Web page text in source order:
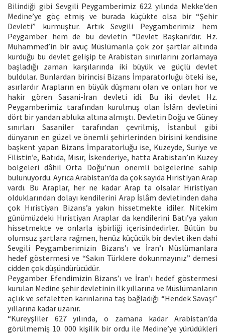
Bilindiği gibi Sevgili Peygamberimiz 622 yılında Mekke’den
Medine’ye göç etmiş ve burada küçükte olsa bir “Şehir
Devleti” kurmuştur. Artık Sevgili Peygamberimiz hem
Peygamber hem de bu devletin “Devlet Başkanı’dır. Hz.
Muhammed’in bir avuç Müslümanla çok zor şartlar altında
kurduğu bu devlet gelişip te Arabistan sınırlarını zorlamaya
başladığı zaman karşılarında iki büyük ve güçlü devlet
buldular. Bunlardan birincisi Bizans İmparatorluğu öteki ise,
asırlardır Arapların en büyük düşmanı olan ve onları hor ve
hakir gören Sasani-İran devleti idi. Bu iki devlet Hz.
Peygamberimiz tarafından kurulmuş olan İslâm devletini
dört bir yandan abluka altına almıştı. Devletin Doğu ve Güney
sınırları Sasaniler tarafından çevrilmiş, İstanbul gibi
dünyanın en güzel ve önemli şehirlerinden birisini kendisine
başkent yapan Bizans İmparatorluğu ise, Kuzeyde, Suriye ve
Filistin’e, Batıda, Mısır, İskenderiye, hatta Arabistan’ın Kuzey
bölgeleri dâhil Orta Doğu’nun önemli bölgelerine sahip
bulunuyordu. Ayrıca Arabistan’da da çok sayıda Hıristiyan Arap
vardı. Bu Araplar, her ne kadar Arap ta olsalar Hıristiyan
olduklarından dolayı kendilerini Arap İslâm devletinden daha
çok Hıristiyan Bizans’a yakın hissetmekte idiler. Nitekim
günümüzdeki Hıristiyan Araplar da kendilerini Batı’ya yakın
hissetmekte ve onlarla işbirliği içerisindedirler. Bütün bu
olumsuz şartlara rağmen, henüz küçücük bir devlet iken dahi
Sevgili Peygamberimizin Bizans’ı ve İran’ı Müslümanlara
hedef göstermesi ve “Sakın Türklere dokunmayınız” demesi
cidden çok düşündürücüdür.
Peygamber Efendimizin Bizans’ı ve İran’ı hedef göstermesi
kurulan Medine şehir devletinin ilk yıllarına ve Müslümanların
açlık ve sefaletten karınlarına taş bağladığı “Hendek Savaşı”
yıllarına kadar uzanır.
“Kureyşliler 627 yılında, o zamana kadar Arabistan’da
görülmemiş 10. 000 kişilik bir ordu ile Medine’ye yürüdükleri